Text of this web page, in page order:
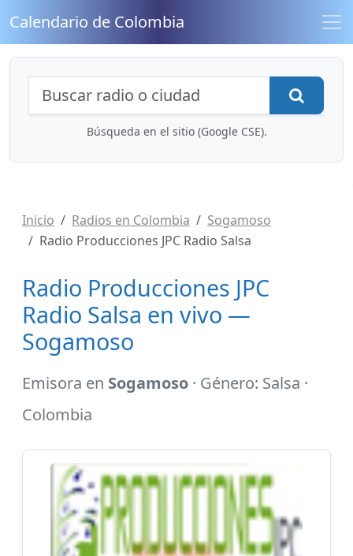
Calendario de Colombia
Búsqueda de radios y contenidos
Búsqueda en el sitio (Google CSE).
Inicio Radios en Colombia
Sogamoso
Radio Producciones JPC Radio Salsa
Radio Producciones JPC
Radio Salsa en vivo —
Sogamoso
Emisora en Sogamoso · Género: Salsa ·
Colombia